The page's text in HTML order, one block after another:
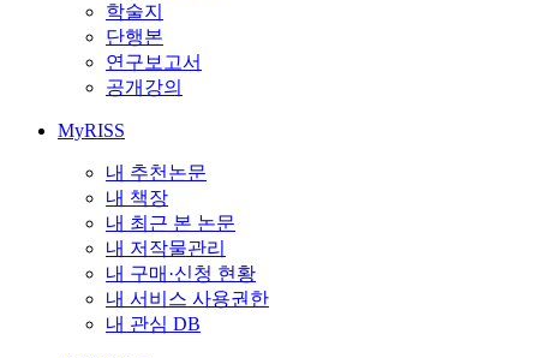
학술지
단행본
연구보고서
공개강의
MyRISS
내 추천논문
내 책장
내 최근 본 논문
내 저작물관리
내 구매·신청 현황
내 서비스 사용권한
내 관심 DB